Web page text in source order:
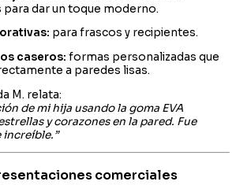
dar un toque moderno.
para frascos y recipientes.
caseros: formas personalizadas que
a paredes lisas.
M. relata:
de mi hija usando la goma EVA
y corazones en la pared. Fue
increíble.”
comerciales